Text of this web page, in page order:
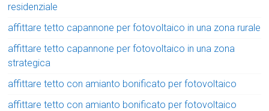
residenziale
affittare tetto capannone per fotovoltaico in una zona rurale
affittare tetto capannone per fotovoltaico in una zona
strategica
affittare tetto con amianto bonificato per fotovoltaico
affittare tetto con amianto bonificato per fotovoltaico